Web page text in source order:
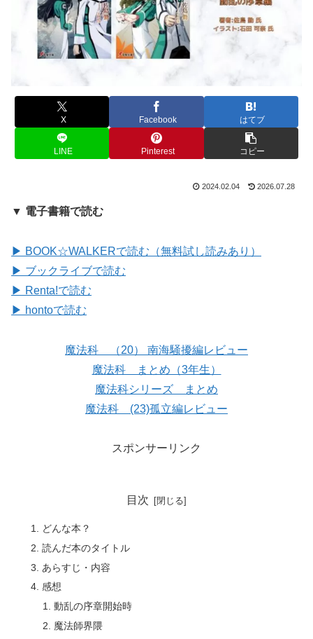
X Facebook はてブ
LINE Pinterest コピー
2024.02.04 2026.07.28
▼ 電子書籍で読む
▶ BOOK☆WALKERで読む（無料試し読みあり）
▶ ブックライブで読む
▶ Renta!で読む
▶ hontoで読む
魔法科 （20） 南海騒擾編レビュー
魔法科 まとめ（3年生）
魔法科シリーズ まとめ
魔法科 (23)孤立編レビュー
スポンサーリンク
目次
どんな本？
読んだ本のタイトル
あらすじ・内容
感想
動乱の序章開始時
魔法師界隈